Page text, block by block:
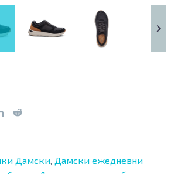
Дамски, Дамски ежедневни